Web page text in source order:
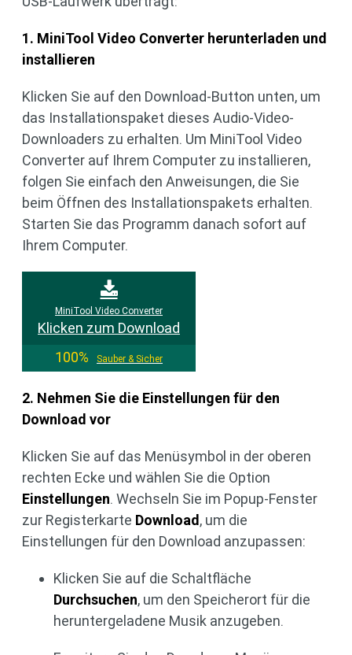
1. MiniTool Video Converter herunterladen und
installieren
Klicken Sie auf den Download-Button unten, um
das Installationspaket dieses Audio-Video-
Downloaders zu erhalten. Um MiniTool Video
Converter auf Ihrem Computer zu installieren,
folgen Sie einfach den Anweisungen, die Sie
beim Öffnen des Installationspakets erhalten.
Starten Sie das Programm danach sofort auf
Ihrem Computer.
MiniTool Video Converter
Klicken zum Download
100%
Sauber & Sicher
2. Nehmen Sie die Einstellungen für den
Download vor
Klicken Sie auf das Menüsymbol in der oberen
rechten Ecke und wählen Sie die Option
Einstellungen. Wechseln Sie im Popup-Fenster
zur Registerkarte Download, um die
Einstellungen für den Download anzupassen:
Klicken Sie auf die Schaltfläche
Durchsuchen, um den Speicherort für die
heruntergeladene Musik anzugeben.